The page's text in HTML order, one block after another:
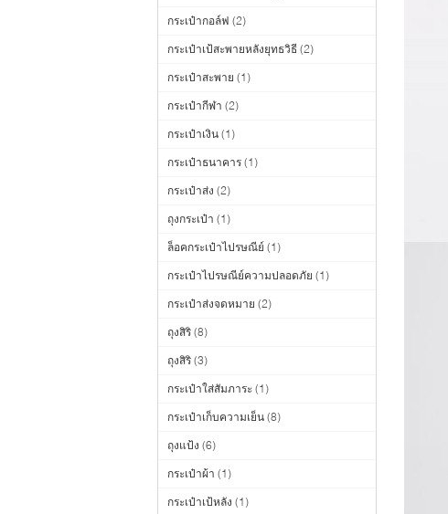
กระเป๋ากอล์ฟ (2)
กระเป๋าเป้สะพายหลังยุทธวิธี (2)
กระเป๋าสะพาย (1)
กระเป๋ากีฬา (2)
กระเป๋าเงิน (1)
กระเป๋าธนาคาร (1)
กระเป๋าส่ง (2)
ถุงกระเป๋า (1)
ล็อคกระเป๋าไปรษณีย์ (1)
กระเป๋าไปรษณีย์ความปลอดภัย (1)
กระเป๋าส่งจดหมาย (2)
ถุงสิริ (8)
ถุงสิริ (3)
กระเป๋าใส่สัมภาระ (1)
กระเป๋าเก็บความเย็น (8)
ถุงแป้ง (6)
กระเป๋าผ้า (1)
กระเป๋าเป้หลัง (1)